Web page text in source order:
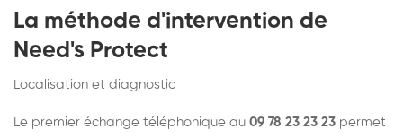
La méthode d'intervention de
Need's Protect
Localisation et diagnostic
Le premier échange téléphonique au 09 78 23 23 23 permet